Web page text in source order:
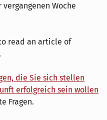
Woche
read an article of
.
die Sie sich stellen
erfolg­reich sein wollen
Fragen.